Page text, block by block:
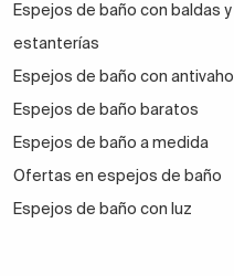
Espejos de baño con baldas y
estanterías
Espejos de baño con antivaho
Espejos de baño baratos
Espejos de baño a medida
Ofertas en espejos de baño
Espejos de baño con luz